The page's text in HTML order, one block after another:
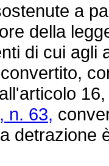
a
della
di cui agli
convertito,
n. 63,
detrazione